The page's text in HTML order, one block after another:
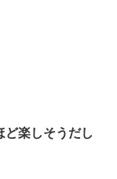
ど楽しそうだし